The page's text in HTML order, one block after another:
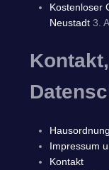
Kostenloser
Neustadt 3.
Hausordnung
Impressum
Kontakt